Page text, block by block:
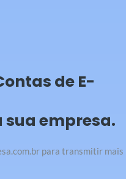
de E-
sua empresa.
para transmitir mais